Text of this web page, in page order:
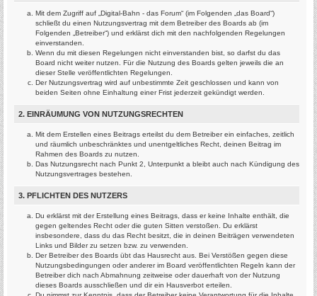
Mit dem Zugriff auf „Digital-Bahn - das Forum“ (im Folgenden „das Board“)
schließt du einen Nutzungsvertrag mit dem Betreiber des Boards ab (im
Folgenden „Betreiber“) und erklärst dich mit den nachfolgenden Regelungen
einverstanden.
Wenn du mit diesen Regelungen nicht einverstanden bist, so darfst du das
Board nicht weiter nutzen. Für die Nutzung des Boards gelten jeweils die an
dieser Stelle veröffentlichten Regelungen.
Der Nutzungsvertrag wird auf unbestimmte Zeit geschlossen und kann von
beiden Seiten ohne Einhaltung einer Frist jederzeit gekündigt werden.
2. EINRÄUMUNG VON NUTZUNGSRECHTEN
Mit dem Erstellen eines Beitrags erteilst du dem Betreiber ein einfaches, zeitlich
und räumlich unbeschränktes und unentgeltliches Recht, deinen Beitrag im
Rahmen des Boards zu nutzen.
Das Nutzungsrecht nach Punkt 2, Unterpunkt a bleibt auch nach Kündigung des
Nutzungsvertrages bestehen.
3. PFLICHTEN DES NUTZERS
Du erklärst mit der Erstellung eines Beitrags, dass er keine Inhalte enthält, die
gegen geltendes Recht oder die guten Sitten verstoßen. Du erklärst
insbesondere, dass du das Recht besitzt, die in deinen Beiträgen verwendeten
Links und Bilder zu setzen bzw. zu verwenden.
Der Betreiber des Boards übt das Hausrecht aus. Bei Verstößen gegen diese
Nutzungsbedingungen oder anderer im Board veröffentlichten Regeln kann der
Betreiber dich nach Abmahnung zeitweise oder dauerhaft von der Nutzung
dieses Boards ausschließen und dir ein Hausverbot erteilen.